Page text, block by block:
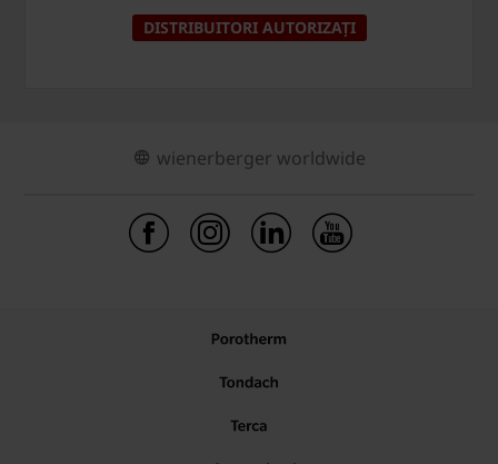
DISTRIBUITORI AUTORIZAȚI
wienerberger worldwide